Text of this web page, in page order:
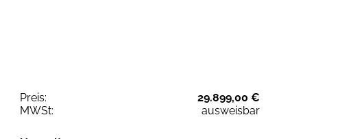
Preis:
29.899,00 €
MWSt:
ausweisbar